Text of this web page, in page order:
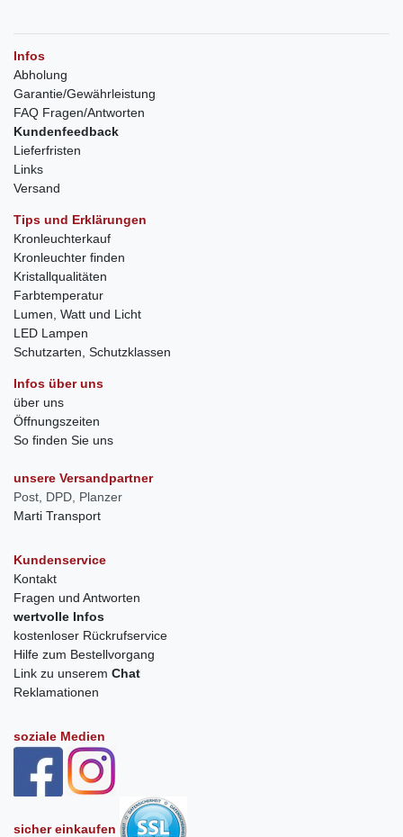
Infos
Abholung
Garantie/Gewährleistung
FAQ Fragen/Antworten
Kundenfeedback
Lieferfristen
Links
Versand
Tips und Erklärungen
Kronleuchterkauf
Kronleuchter finden
Kristallqualitäten
Farbtemperatur
Lumen, Watt und Licht
LED Lampen
Schutzarten, Schutzklassen
Infos über uns
über uns
Öffnungszeiten
So finden Sie uns
unsere Versandpartner
Post, DPD, Planzer
Marti Transport
Kundenservice
Kontakt
Fragen und Antworten
wertvolle Infos
kostenloser Rückrufservice
Hilfe zum Bestellvorgang
Link zu unserem Chat
Reklamationen
soziale Medien
sicher einkaufen